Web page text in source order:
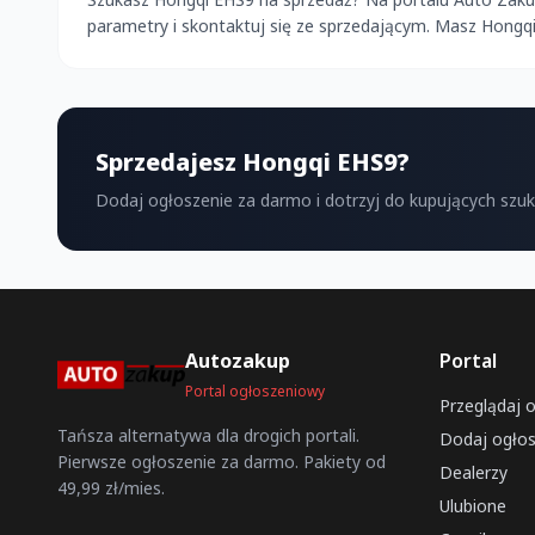
parametry i skontaktuj się ze sprzedającym. Masz
Sprzedajesz Hongqi EHS9?
Dodaj ogłoszenie za darmo i dotrzyj do kupujących
Autozakup
Portal ogłoszeniowy
Tańsza alternatywa dla drogich portali.
Pierwsze ogłoszenie za darmo. Pakiety od
49,99 zł/mies.
Portal
Przeglądaj
Dodaj
Dealerzy
Ulubione